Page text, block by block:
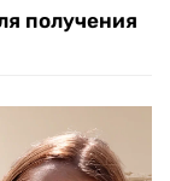
получения